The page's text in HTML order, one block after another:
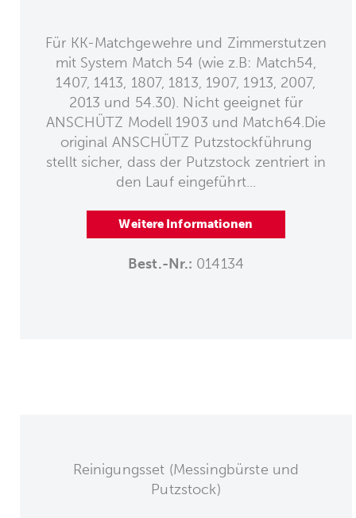
Für KK-Matchgewehre und Zimmerstutzen
mit System Match 54 (wie z.B: Match54,
1407, 1413, 1807, 1813, 1907, 1913, 2007,
2013 und 54.30). Nicht geeignet für
ANSCHÜTZ Modell 1903 und Match64.Die
original ANSCHÜTZ Putzstockführung
stellt sicher, dass der Putzstock zentriert in
den Lauf eingeführt...
Weitere Informationen
Best.-Nr.: 014134
Reinigungsset (Messingbürste und
Putzstock)